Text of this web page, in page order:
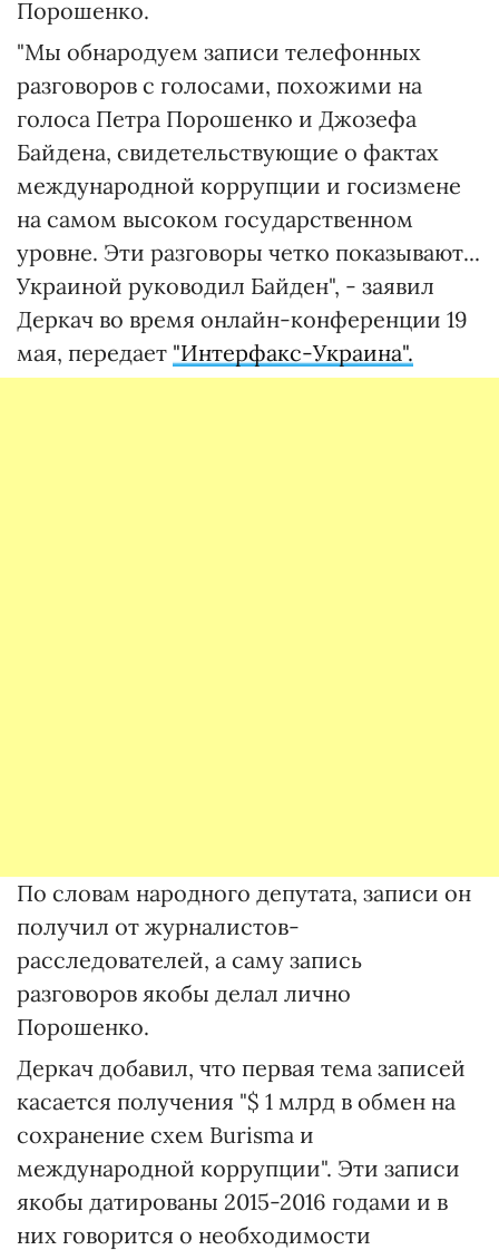
Порошенко.
"Мы обнародуем записи телефонных
разговоров с голосами, похожими на
голоса Петра Порошенко и Джозефа
Байдена, свидетельствующие о фактах
международной коррупции и госизмене
на самом высоком государственном
уровне. Эти разговоры четко показывают...
Украиной руководил Байден", - заявил
Деркач во время онлайн-конференции 19
мая, передает "Интерфакс-Украина".
По словам народного депутата, записи он
получил от журналистов-
расследователей, а саму запись
разговоров якобы делал лично
Порошенко.
Деркач добавил, что первая тема записей
касается получения "$ 1 млрд в обмен на
сохранение схем Burisma и
международной коррупции". Эти записи
якобы датированы 2015-2016 годами и в
них говорится о необходимости